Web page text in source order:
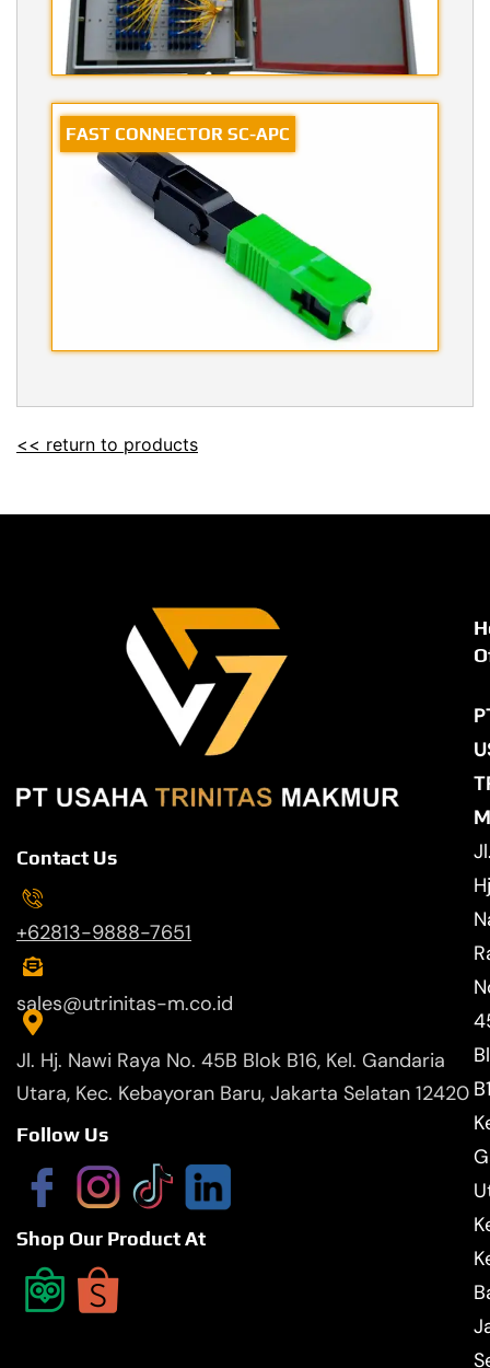
FAST CONNECTOR SC-APC
<< return to products
Contact Us
+62813-9888-7651
sales@utrinitas-m.co.id
Jl. Hj. Nawi Raya No. 45B Blok B16, Kel. Gandaria
Utara, Kec. Kebayoran Baru, Jakarta Selatan 12420
Follow Us
Shop Our Product At